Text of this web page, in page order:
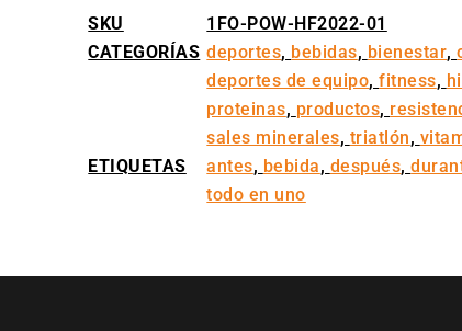
SKU
1FO-POW-HF2022-01
CATEGORÍAS deportes, bebidas, bienestar,
deportes de equipo,fitness,
proteinas, productos,
sales minerales, triatlón,
ETIQUETAS
antes, bebida, después,
todo en uno